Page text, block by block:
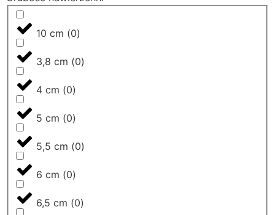
10 cm (0)
3,8 cm (0)
4 cm (0)
5 cm (0)
5,5 cm (0)
6 cm (0)
6,5 cm (0)